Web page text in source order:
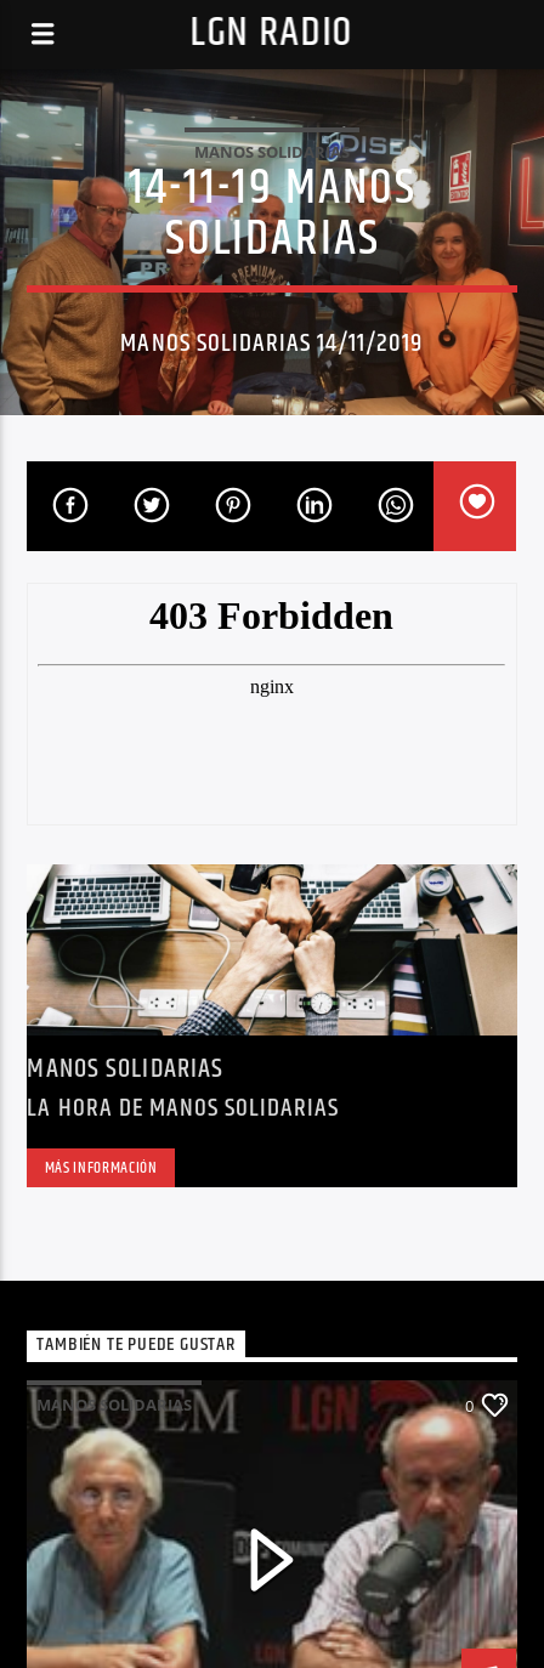
LGN RADIO
MANOS SOLIDARIAS
14-11-19 MANOS
SOLIDARIAS
MANOS SOLIDARIAS 14/11/2019
MANOS SOLIDARIAS
LA HORA DE MANOS SOLIDARIAS
MÁS INFORMACIÓN
TAMBIÉN TE PUEDE GUSTAR
MANOS SOLIDARIAS 0